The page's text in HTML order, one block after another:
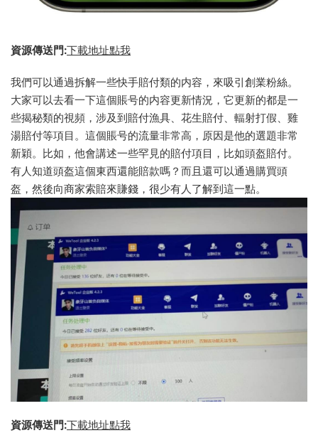
資源傳送門:下載地址點我
我們可以通過拆解一些快手賠付類的内容，來吸引創業粉絲。
大家可以去看一下這個賬号的内容更新情況，它更新的都是一
些揭秘類的視頻，涉及到賠付漁具、花生賠付、輻射打假、雞
湯賠付等項目。這個賬号的流量非常高，原因是他的選題非常
新穎。比如，他會講述一些罕見的賠付項目，比如頭盔賠付。
有人知道頭盔這個東西還能賠款嗎？而且還可以通過購買頭
盔，然後向商家索賠來賺錢，很少有人了解到這一點。
資源傳送門:下載地址點我